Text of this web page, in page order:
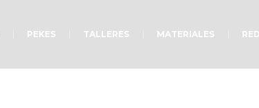
PEKES TALLERES MATERIALES